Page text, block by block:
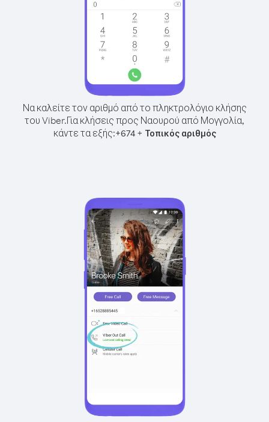
Να καλείτε τον αριθμό από το πληκτρολόγιο κλήσης
του Viber.Για κλήσεις προς Ναουρού από Μογγολία,
κάντε τα εξής:+674+ Τοπικός αριθμός